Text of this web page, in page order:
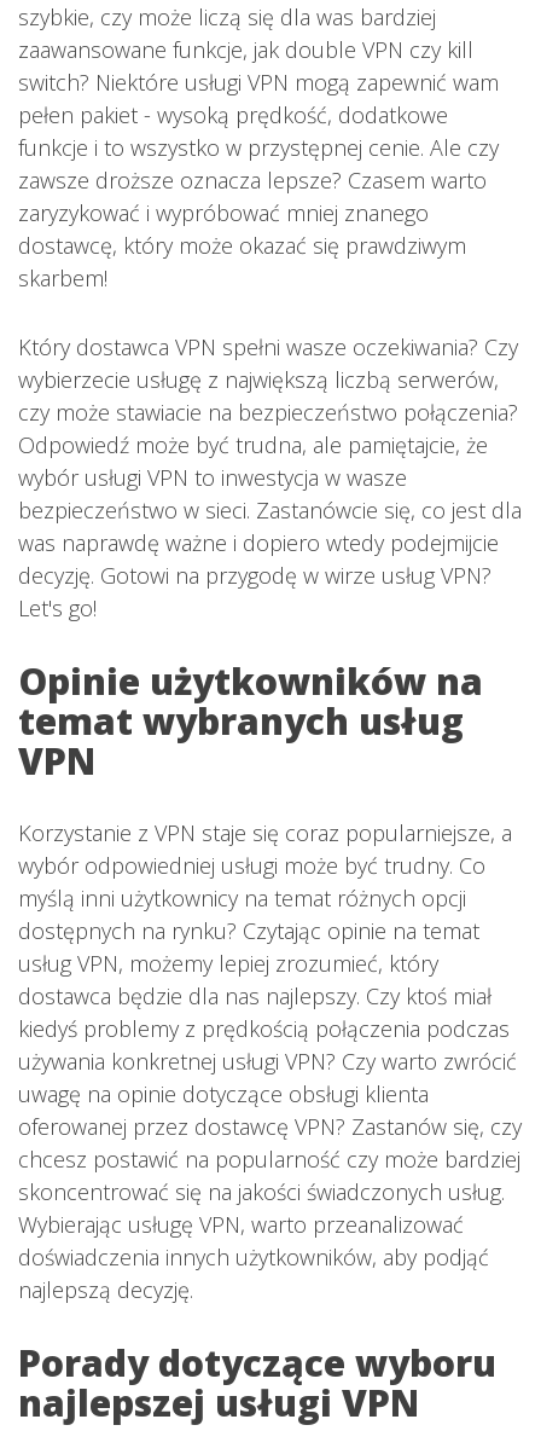
szybkie, czy może liczą się dla was bardziej
zaawansowane funkcje, jak double VPN czy kill
switch? Niektóre usługi VPN mogą zapewnić wam
pełen pakiet - wysoką prędkość, dodatkowe
funkcje i to wszystko w przystępnej cenie. Ale czy
zawsze droższe oznacza lepsze? Czasem warto
zaryzykować i wypróbować mniej znanego
dostawcę, który może okazać się prawdziwym
skarbem!
Który dostawca VPN spełni wasze oczekiwania? Czy
wybierzecie usługę z największą liczbą serwerów,
czy może stawiacie na bezpieczeństwo połączenia?
Odpowiedź może być trudna, ale pamiętajcie, że
wybór usługi VPN to inwestycja w wasze
bezpieczeństwo w sieci. Zastanówcie się, co jest dla
was naprawdę ważne i dopiero wtedy podejmijcie
decyzję. Gotowi na przygodę w wirze usług VPN?
Let's go!
Opinie użytkowników na
temat wybranych usług
VPN
Korzystanie z VPN staje się coraz popularniejsze, a
wybór odpowiedniej usługi może być trudny. Co
myślą inni użytkownicy na temat różnych opcji
dostępnych na rynku? Czytając opinie na temat
usług VPN, możemy lepiej zrozumieć, który
dostawca będzie dla nas najlepszy. Czy ktoś miał
kiedyś problemy z prędkością połączenia podczas
używania konkretnej usługi VPN? Czy warto zwrócić
uwagę na opinie dotyczące obsługi klienta
oferowanej przez dostawcę VPN? Zastanów się, czy
chcesz postawić na popularność czy może bardziej
skoncentrować się na jakości świadczonych usług.
Wybierając usługę VPN, warto przeanalizować
doświadczenia innych użytkowników, aby podjąć
najlepszą decyzję.
Porady dotyczące wyboru
najlepszej usługi VPN